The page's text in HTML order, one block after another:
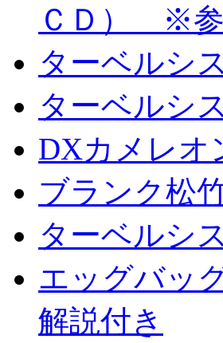
ＣＤ） ※参
ターベルシ
ターベルシ
DXカメレ
ブランク松
ターベルシ
エッグバッ
解説付き